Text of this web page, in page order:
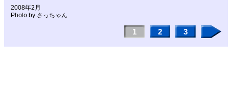
2008年2月
Photo by さっちゃん